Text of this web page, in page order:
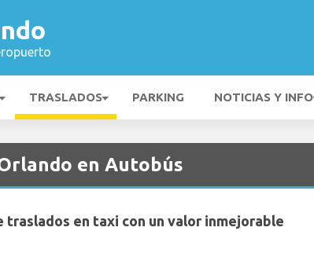
TRASLADOS PARKING NOTICIAS Y INFO
en Autobús
traslados en taxi con un valor inmejorable